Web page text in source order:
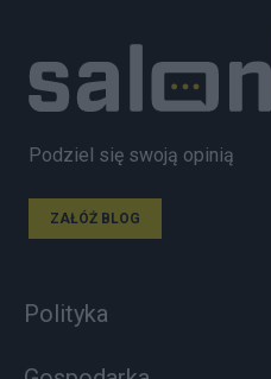
Podziel się swoją opinią
ZAŁÓŻ BLOG
Polityka